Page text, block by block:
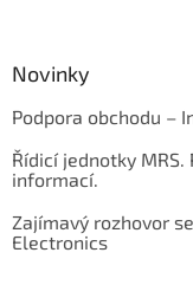
Novinky
Podpora obchodu –
Řídicí jednotky
informací.
Zajímavý rozhovor
Electronics